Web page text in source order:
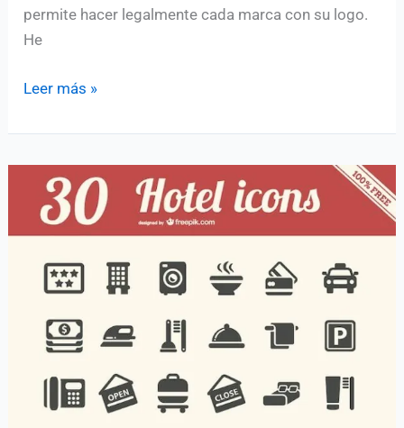
permite hacer legalmente cada marca con su logo.
He
Iconos
redes
sociales:
gratis,
PNG,
SVG
para
Leer más »